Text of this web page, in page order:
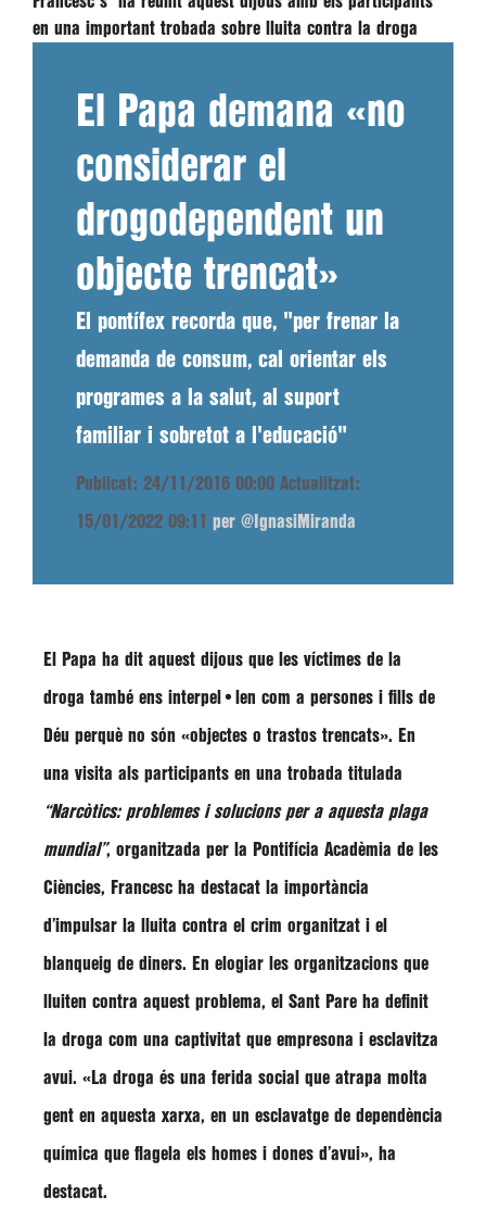
en una important trobada sobre lluita contra la droga
El Papa demana «no
considerar el
drogodependent un
objecte trencat»
El pontífex recorda que, "per frenar la
demanda de consum, cal orientar els
programes a la salut, al suport
familiar i sobretot a l'educació"
Publicat: 24/11/2016 00:00 Actualitzat:
15/01/2022 09:11 per @IgnasiMiranda
El Papa ha dit aquest dijous que les víctimes de la
droga també ens interpel•len com a persones i fills de
Déu perquè no són «objectes o trastos trencats». En
una visita als participants en una trobada titulada
“Narcòtics: problemes i solucions per a aquesta plaga
mundial”, organitzada per la Pontifícia Acadèmia de les
Ciències, Francesc ha destacat la importància
d’impulsar la lluita contra el crim organitzat i el
blanqueig de diners. En elogiar les organitzacions que
lluiten contra aquest problema, el Sant Pare ha definit
la droga com una captivitat que empresona i esclavitza
avui. «La droga és una ferida social que atrapa molta
gent en aquesta xarxa, en un esclavatge de dependència
química que flagela els homes i dones d’avui», ha
destacat.